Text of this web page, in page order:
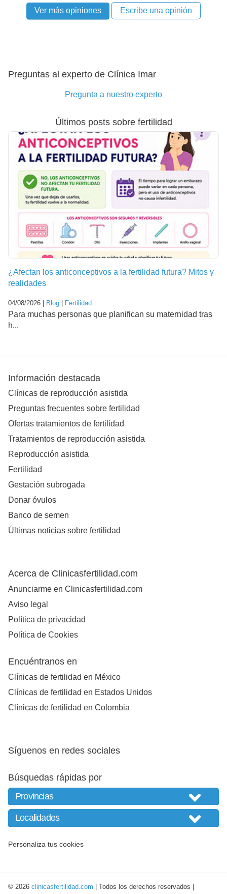
Ver más opiniones Escribe una opinión
Preguntas al experto de Clínica Imar
Pregunta a nuestro experto
Últimos posts sobre fertilidad
¿Afectan los anticonceptivos a la fertilidad futura? Mitos y
realidades
04/08/2026 | Blog | Fertilidad
Para muchas personas que planifican su maternidad tras
h...
Información destacada
Clínicas de reproducción asistida
Preguntas frecuentes sobre fertilidad
Ofertas tratamientos de fertilidad
Tratamientos de reproducción asistida
Reproducción asistida
Fertilidad
Gestación subrogada
Donar óvulos
Banco de semen
Últimas noticias sobre fertilidad
Acerca de Clinicasfertilidad.com
Anunciarme en Clinicasfertilidad.com
Aviso legal
Política de privacidad
Política de Cookies
Encuéntranos en
Clínicas de fertilidad en México
Clínicas de fertilidad en Estados Unidos
Clínicas de fertilidad en Colombia
Síguenos en redes sociales
Búsquedas rápidas por
Personaliza tus cookies
© 2026 clinicasfertilidad.com | Todos los derechos reservados |